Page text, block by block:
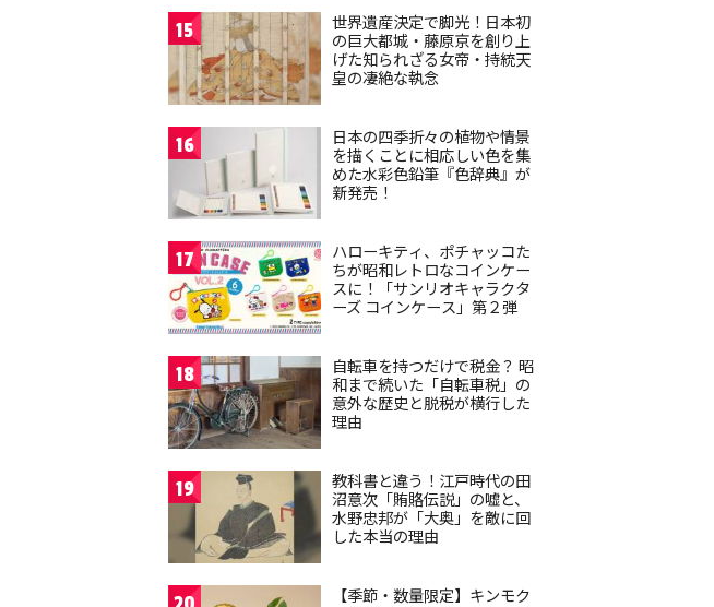
15
世界遺産決定で脚光！日本初
の巨大都城・藤原京を創り上
げた知られざる女帝・持統天
皇の凄絶な執念
16
日本の四季折々の植物や情景
を描くことに相応しい色を集
めた水彩色鉛筆『色辞典』が
新発売！
17
ハローキティ、ポチャッコた
ちが昭和レトロなコインケー
スに！「サンリオキャラクタ
ーズ コインケース」第２弾
18
自転車を持つだけで税金？ 昭
和まで続いた「自転車税」の
意外な歴史と脱税が横行した
理由
19
教科書と違う！江戸時代の田
沼意次「賄賂伝説」の嘘と、
水野忠邦が「大奥」を敵に回
した本当の理由
【季節・数量限定】キンモク